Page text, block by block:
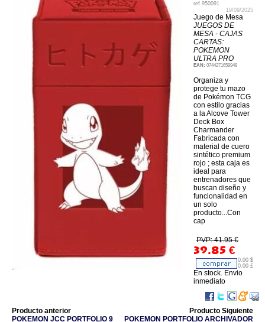
ref 950091
19/09/2025
Juego de Mesa
JUEGOS DE
MESA - CAJAS
CARTAS:
POKEMON
ULTRA PRO
EAN: 0744271659948
Organiza y
protege tu mazo
de Pokémon TCG
con estilo gracias
a la Alcove Tower
Deck Box
Charmander
Fabricada con
material de cuero
sintético premium
rojo ; esta caja es
ideal para
entrenadores que
buscan diseño y
funcionalidad en
un solo
producto...Con
cap
PVP: 41.95 €
39.85 €
0.00 $
0.00 £
En stock. Envio
inmediato
Producto anterior
POKEMON JCC PORTFOLIO 9
Producto Siguiente
POKEMON PORTFOLIO ARCHIVADOR